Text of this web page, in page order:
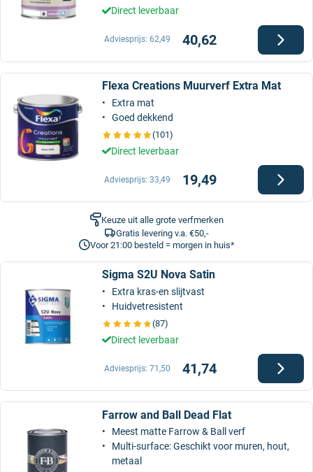
Direct leverbaar
40,62
Adviesprijs: 62,49
Flexa Creations Muurverf Extra Mat
Extra mat
Goed dekkend
(101)
Direct leverbaar
19,49
Adviesprijs: 33,49
Keuze uit alle grote verfmerken
Gratis levering v.a. €50,-
Voor 21:00 besteld = morgen in huis*
Sigma S2U Nova Satin
Extra kras-en slijtvast
Huidvetresistent
(87)
Direct leverbaar
41,74
Adviesprijs: 71,50
Farrow and Ball Dead Flat
Meest matte Farrow & Ball verf
Multi-surface: Geschikt voor muren, hout,
metaal